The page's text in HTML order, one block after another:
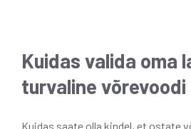
Kuidas valida oma
turvaline võrevoodi
Kuidas saate olla kindel, et ostate